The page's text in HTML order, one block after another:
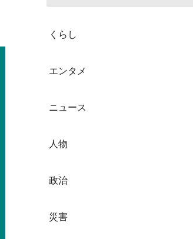
くらし
エンタメ
ニュース
人物
政治
災害